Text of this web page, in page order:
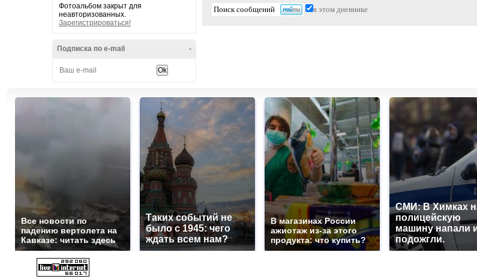
Фотоальбом закрыт для
неавторизованных.
Зарегистрироваться!
-
Подписка по e-mail
в этом дневнике
Все новости по
падению вертолета на
Кавказе: читать здесь
Таких событий не
было с 1945: чего
ждать всем нам?
В магазинах России
ажиотаж из-за этого
продукта: что купить?
СМИ: В Химках
полицейскую
машину напали
подожгли.